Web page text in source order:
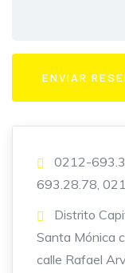
0212-
693.28.78,
Distrito
Santa Mónica
calle Rafael